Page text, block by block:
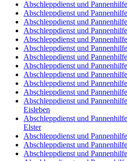
Abschleppdienst und
Abschleppdienst und
Abschleppdienst und
Abschleppdienst und
Abschleppdienst und
Abschleppdienst und
Abschleppdienst und
Abschleppdienst und
Abschleppdienst und
Abschleppdienst und
Abschleppdienst und
Abschleppdienst und
Eisleben
Abschleppdienst und
Elster
Abschleppdienst und
Abschleppdienst und
Abschleppdienst und